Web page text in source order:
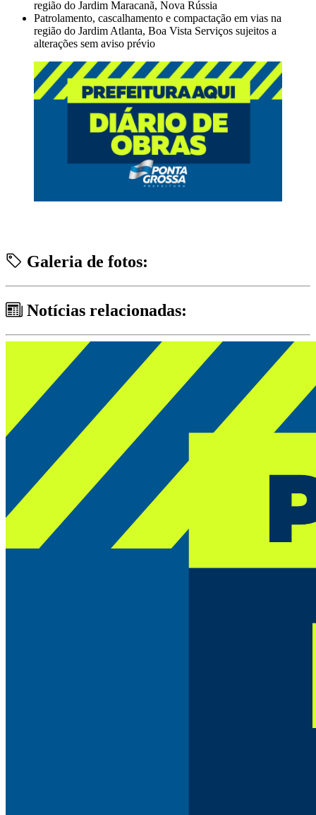
região do Jardim Maracanã, Nova Rússia
Patrolamento, cascalhamento e compactação em vias na
região do Jardim Atlanta, Boa Vista Serviços sujeitos a
alterações sem aviso prévio
Galeria de fotos:
Notícias relacionadas: